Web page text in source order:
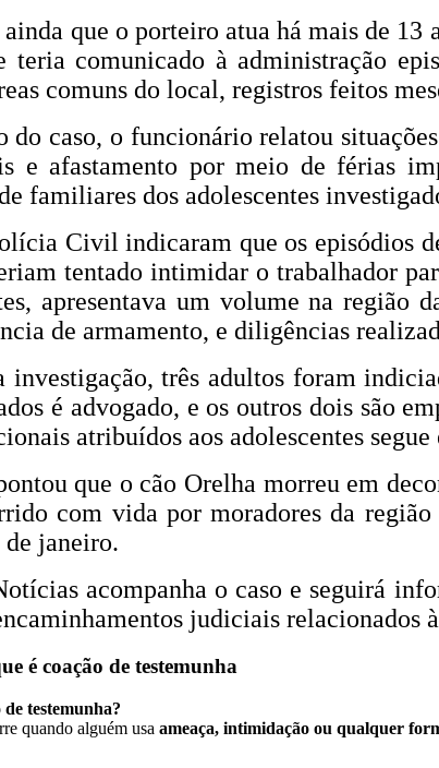
que o porteiro atua há mais de
teria comunicado à administração
comuns do local, registros feitos
do caso, o funcionário relatou
e afastamento por meio de férias
familiares dos adolescentes
Civil indicaram que os episódios
tentado intimidar o trabalhador
apresentava um volume na região
de armamento, e diligências
investigação, três adultos foram
é advogado, e os outros dois são
atribuídos aos adolescentes
que o cão Orelha morreu em
com vida por moradores da
janeiro.
acompanha o caso e seguirá
judiciais relacionados
é coação de testemunha
testemunha?
quando alguém usa ameaça, intimidação ou qualquer